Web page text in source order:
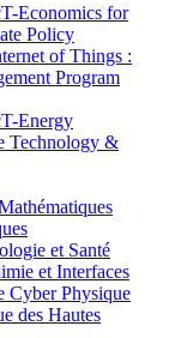
Economics for
Policy
of Things :
Program
Energy
Technology &
et Santé
et Interfaces
Cyber Physique
des Hautes